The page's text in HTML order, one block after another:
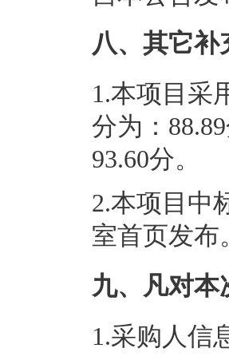
八、其它补
1.本项目采
分为 ：
93.60分。
2.本项目中
室首页发布
九、凡对本
1.采购人信